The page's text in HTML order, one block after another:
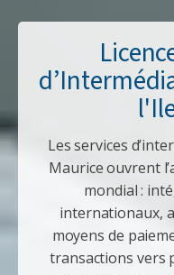
Les services
Maurice ouvrent
mondial :
internationaux,
moyens de
transactions vers